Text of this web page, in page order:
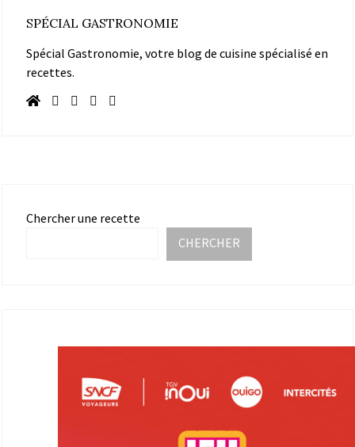
SPÉCIAL GASTRONOMIE
Spécial Gastronomie, votre blog de cuisine spécialisé en
recettes.
Chercher une recette
CHERCHER